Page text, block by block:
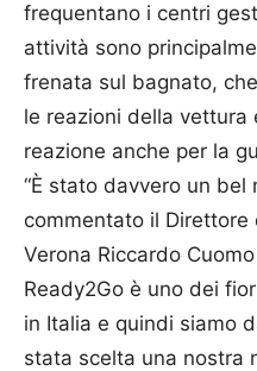
frequentano i centri
attività sono
frenata sul bagnato,
le reazioni della vettura
reazione anche per la
“È stato davvero un bel
commentato il Direttore
Verona Riccardo Cuomo
Ready2Go è uno dei
in Italia e quindi siamo
stata scelta una nostra